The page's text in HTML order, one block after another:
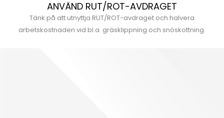
ANVÄND RUT/ROT-AVDRAGET
Tänk på att utnyttja RUT/ROT-avdraget och halvera
arbetskostnaden vid bl.a. gräsklippning och snöskottning.